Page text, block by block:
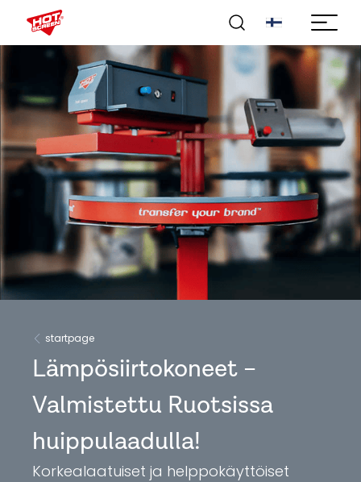
startpage
Lämpösiirtokoneet –
Valmistettu Ruotsissa
huippulaadulla!
Korkealaatuiset ja helppokäyttöiset